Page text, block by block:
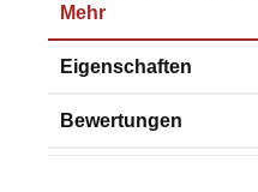
Mehr
Eigenschaften
Bewertungen